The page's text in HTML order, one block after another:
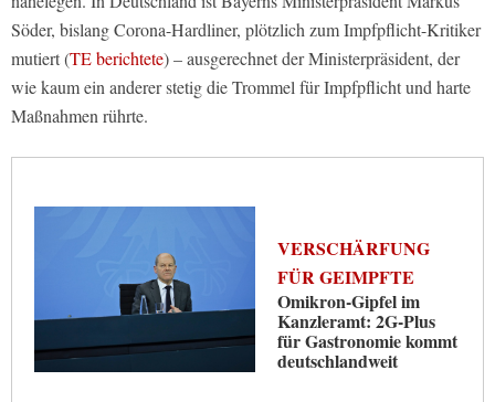
Söder, bislang Corona-Hardliner, plötzlich zum Impfpflicht-Kritiker
mutiert (TE berichtete) – ausgerechnet der Ministerpräsident, der
wie kaum ein anderer stetig die Trommel für Impfpflicht und harte
Maßnahmen rührte.
VERSCHÄRFUNG
FÜR GEIMPFTE
Omikron-Gipfel im
Kanzleramt: 2G-Plus
für Gastronomie kommt
deutschlandweit